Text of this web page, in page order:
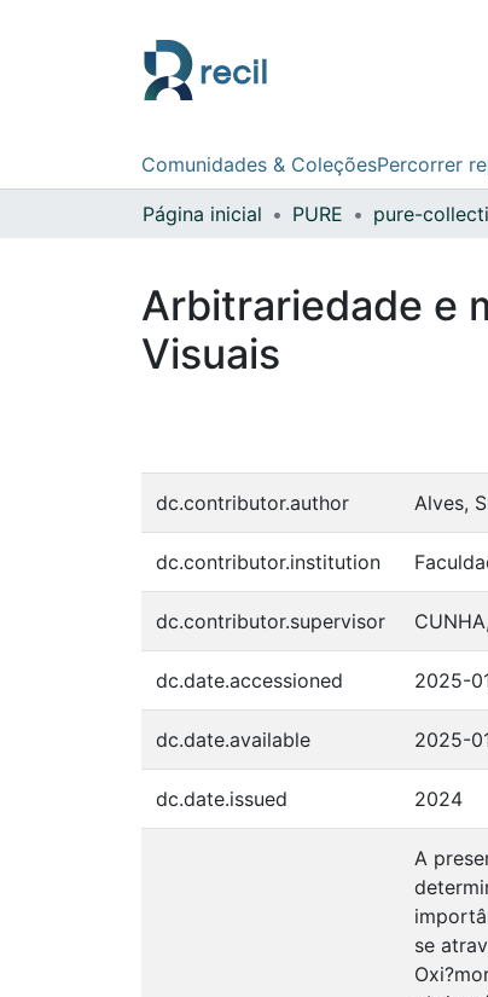
Comunidades & ColeçõesPercorrer
Página inicial PURE pure-
Arbitrariedade e
Visuais
dc.contributor.author Alves,
dc.contributor.institution
dc.contributor.supervisor
dc.date.accessioned 2025-
dc.date.available 2025-
dc.date.issued 2024
A
se